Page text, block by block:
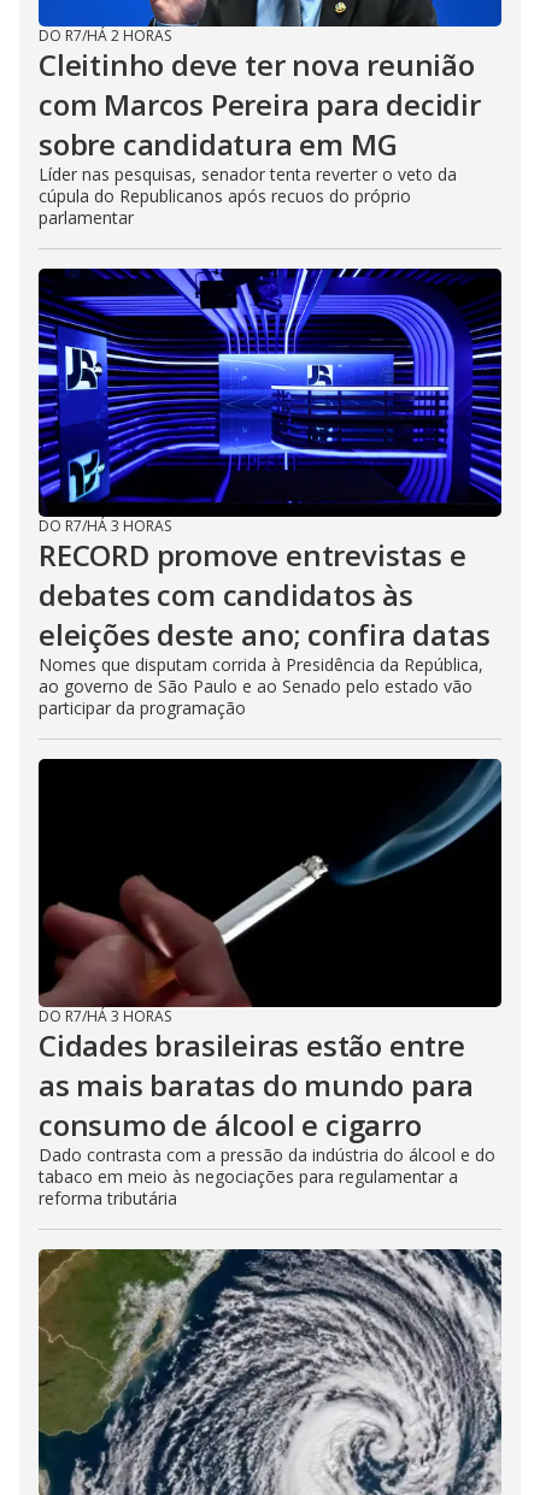
DO R7/HÁ 2 HORAS
Cleitinho deve ter nova reunião
com Marcos Pereira para decidir
sobre candidatura em MG
Líder nas pesquisas, senador tenta reverter o veto da
cúpula do Republicanos após recuos do próprio
parlamentar
DO R7/HÁ 3 HORAS
RECORD promove entrevistas e
debates com candidatos às
eleições deste ano; confira datas
Nomes que disputam corrida à Presidência da República,
ao governo de São Paulo e ao Senado pelo estado vão
participar da programação
DO R7/HÁ 3 HORAS
Cidades brasileiras estão entre
as mais baratas do mundo para
consumo de álcool e cigarro
Dado contrasta com a pressão da indústria do álcool e do
tabaco em meio às negociações para regulamentar a
reforma tributária